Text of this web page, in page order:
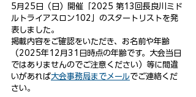
5月25日（日）開催「2025 第13回長良川ミド
ルトライアスロン102」のスタートリストを発
表しました。
掲載内容をご確認をいただき、お名前や年齢
（2025年12月31日時点の年齢です。大会当日
ではありませんのでご注意ください）等に間違
いがあれば大会事務局までメールでご連絡くだ
さい。